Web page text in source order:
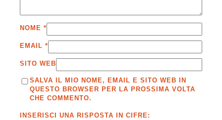
NOME *
EMAIL *
SITO WEB
SALVA IL MIO NOME, EMAIL E SITO WEB IN
QUESTO BROWSER PER LA PROSSIMA VOLTA
CHE COMMENTO.
INSERISCI UNA RISPOSTA IN CIFRE: